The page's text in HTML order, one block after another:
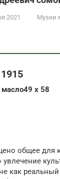
2021 Музеи
x 58
общее для
увлечение
как